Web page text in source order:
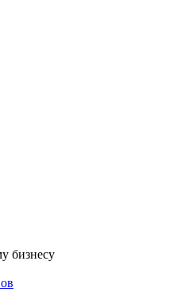
бизнесу